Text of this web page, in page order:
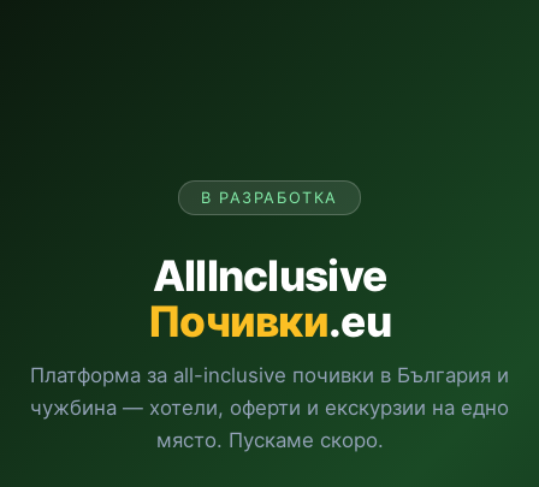
В РАЗРАБОТКА
AllInclusive
Почивки.eu
Платформа за all-inclusive почивки в България и
чужбина — хотели, оферти и екскурзии на едно
място. Пускаме скоро.